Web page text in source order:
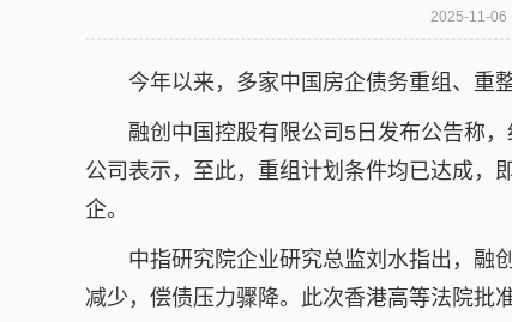
2025-11-
今年以来，多家中国房企债务重组、重
融创中国控股有限公司5日发布公告称
公司表示，至此，重组计划条件均已达成，
企。
中指研究院企业研究总监刘水指出，融
减少，偿债压力骤降。此次香港高等法院批